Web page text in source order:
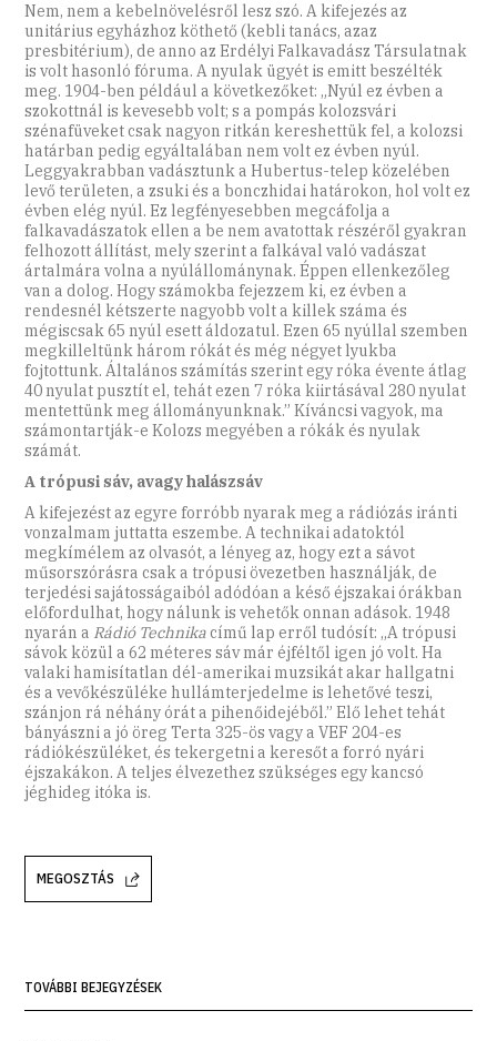
Nem, nem a kebelnövelésről lesz szó. A kifejezés az
unitárius egyházhoz köthető (kebli tanács, azaz
presbitérium), de anno az Erdélyi Falkavadász Társulatnak
is volt hasonló fóruma. A nyulak ügyét is emitt beszélték
meg. 1904-ben például a következőket: „Nyúl ez évben a
szokottnál is kevesebb volt; s a pompás kolozsvári
szénafüveket csak nagyon ritkán kereshettük fel, a kolozsi
határban pedig egyáltalában nem volt ez évben nyúl.
Leggyakrabban vadásztunk a Hubertus-telep közelében
levő területen, a zsuki és a ­bon­czhidai határokon, hol volt ez
évben elég nyúl. Ez legfényesebben megcáfolja a
falkavadászatok ellen a be nem avatottak részéről gyakran
felhozott állítást, mely szerint a falkával való vadászat
ártalmára volna a nyúlállománynak. Éppen ellenkezőleg
van a dolog. Hogy számokba fejezzem ki, ez évben a
rendesnél kétszerte nagyobb volt a killek száma és
mégiscsak 65 nyúl esett áldozatul. Ezen 65 nyúllal szemben
megkilleltünk három rókát és még négyet lyukba
fojtottunk. Általános számítás szerint egy róka évente átlag
40 nyulat pusztít el, tehát ezen 7 róka kiirtásával 280 nyulat
mentettünk meg állományunknak.” Kíváncsi vagyok, ma
számontartják-e Kolozs megyében a rókák és nyulak
számát.
A trópusi sáv, avagy halászsáv
A kifejezést az egyre forróbb nyarak meg a rádiózás iránti
vonzalmam juttatta eszembe. A technikai adatoktól
megkímélem az olvasót, a lényeg az, hogy ezt a sávot
műsorszórásra csak a trópusi övezetben használják, de
terjedési sajátosságaiból adódóan a késő éjszakai órákban
előfordulhat, hogy nálunk is vehetők onnan adások. 1948
nyarán a Rádió Technikacímű lap erről tudósít: „A trópusi
sávok közül a 62 méteres sáv már éjféltől igen jó volt. Ha
valaki hamisítatlan dél-amerikai muzsikát akar hallgatni
és a vevőkészüléke hullámterjedelme is lehetővé teszi,
szánjon rá néhány órát a pihenőidejéből.” Elő lehet tehát
bányászni a jó öreg Terta 325-ös vagy a VEF 204-es
rádiókészüléket, és tekergetni a keresőt a forró nyári
éjszakákon. A teljes élvezethez szükséges egy kancsó
jéghideg itóka is.
MEGOSZTÁS
TOVÁBBI BEJEGYZÉSEK